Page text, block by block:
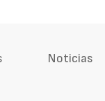
Noticias